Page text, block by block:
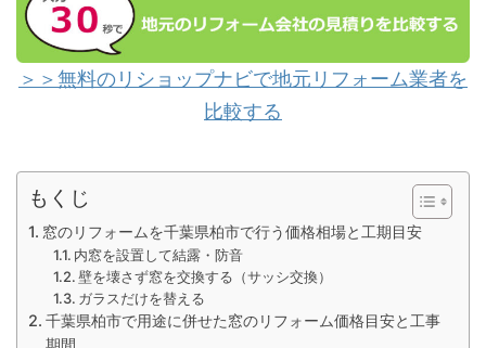
＞＞無料のリショップナビで地元リフォーム業者を
比較する
もくじ
窓のリフォームを千葉県柏市で行う価格相場と工期目安
内窓を設置して結露・防音
壁を壊さず窓を交換する（サッシ交換）
ガラスだけを替える
千葉県柏市で用途に併せた窓のリフォーム価格目安と工事
期間